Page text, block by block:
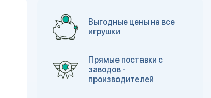
Выгодные цены на все
игрушки
Прямые поставки с
заводов -
производителей